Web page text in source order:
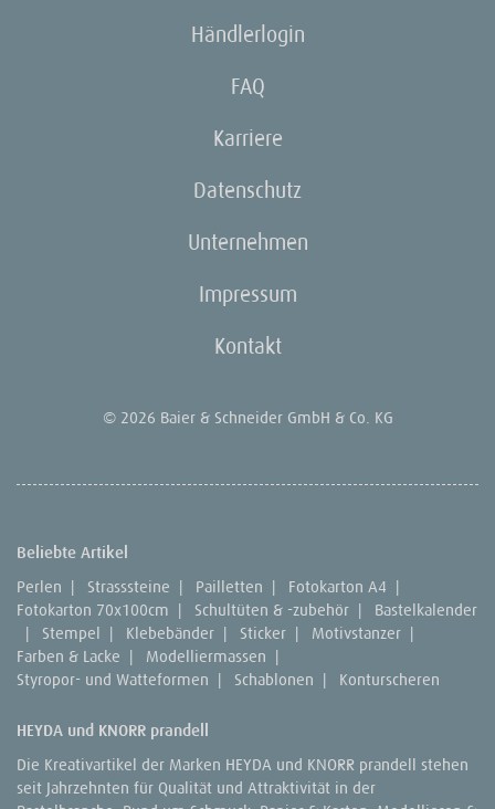
Händlerlogin
FAQ
Karriere
Datenschutz
Unternehmen
Impressum
Kontakt
© 2026 Baier & Schneider GmbH & Co. KG
Beliebte Artikel
Perlen | Strasssteine | Pailletten | Fotokarton A4 |
Fotokarton 70x100cm | Schultüten & -zubehör |
Bastelkalender
|
Stempel | Klebebänder | Sticker | Motivstanzer |
Farben & Lacke | Modelliermassen |
Styropor- und Watteformen | Schablonen | Konturscheren
HEYDA und KNORR prandell
Die Kreativartikel der Marken HEYDA und KNORR prandell stehen
seit Jahrzehnten für Qualität und Attraktivität in der